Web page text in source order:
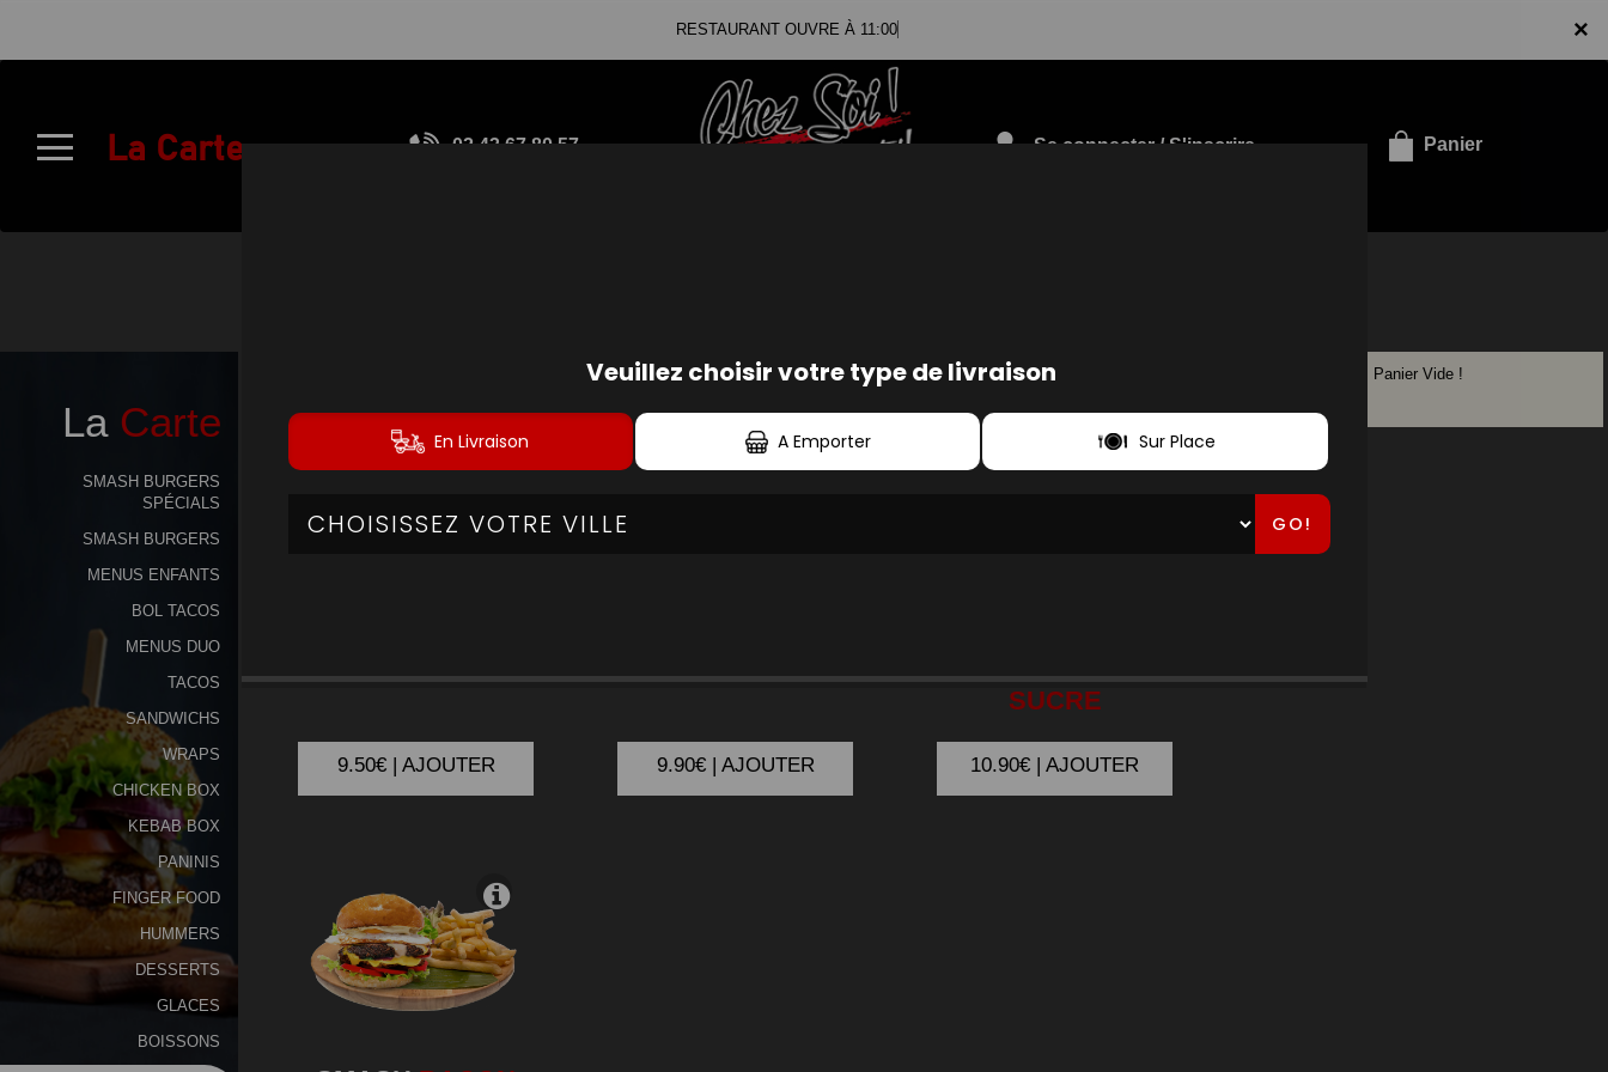
×
RESTAURANT OUVRE À 11:00
La Carte 02.43.67.80.57 Se connecter / S'inscrire Panier
Charte
Mentions
Programme
De
Fidélité
Vos
Avis
Zones
de
Livraison
La Carte
SMASH BURGERS
SPÉCIALS
SMASH BURGERS
MENUS ENFANTS
BOL TACOS
MENUS DUO
TACOS
SANDWICHS
WRAPS
CHICKEN BOX
KEBAB BOX
PANINIS
FINGER FOOD
HUMMERS
DESSERTS
GLACES
BOISSONS
SMASH BURGERS SPÉCIALS
SMASHSPISY
9.50€ | AJOUTER
SMASHBOURSIN
9.90€ | AJOUTER
SMASHBURGER
SUCRE
10.90€ | AJOUTER
Panier Vide !